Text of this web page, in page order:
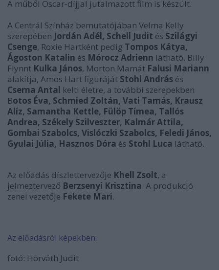
A műből Oscar-díjjal jutalmazott film is készült.
A Centrál Színház bemutatójában Velma Kelly
szerepében Jordán Adél, Schell Judit és Szilágyi
Csenge, Roxie Hartként pedig Tompos Kátya,
Ágoston Katalin és Mórocz Adrienn látható. Billy
Flynnt Kulka János, Morton Mamát Falusi Mariann
alakítja, Amos Hart figuráját Stohl András és
Cserna Antal kelti életre, a további szerepekben
Botos Éva, Schmied Zoltán, Vati Tamás, Krausz
Alíz, Samantha Kettle, Fülöp Tímea, Tallós
Andrea, Székely Szilveszter, Kalmár Attila,
Gombai Szabolcs, Vislóczki Szabolcs, Feledi János,
Gyulai Júlia, Hasznos Dóra és Stohl Luca látható.
Az előadás díszlettervezője Khell Zsolt, a
jelmeztervező Berzsenyi Krisztina. A produkció
zenei vezetője Fekete Mari.
Az előadásról képekben:
fotó: Horváth Judit